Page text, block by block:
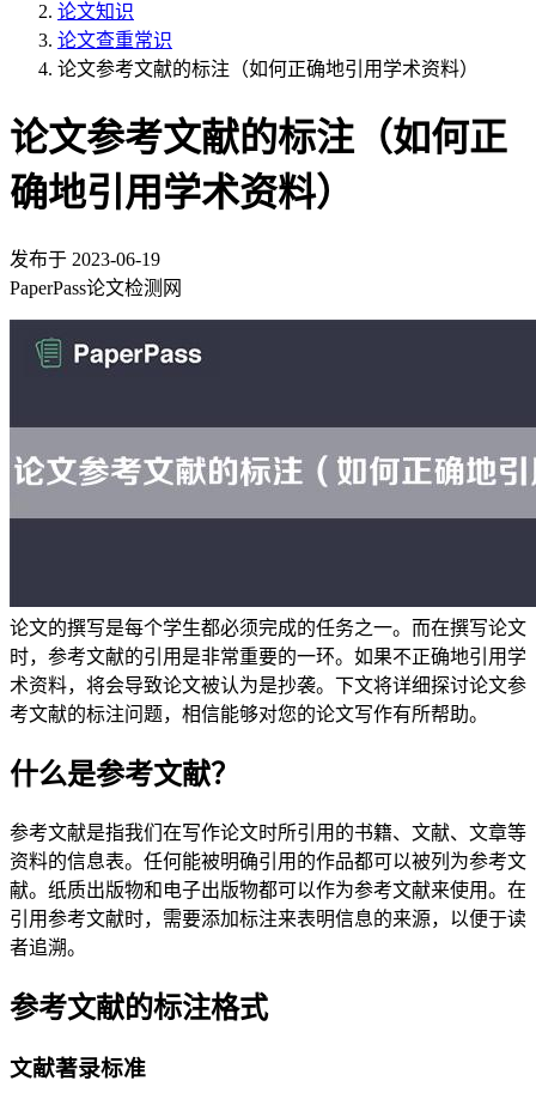
论文知识
论文查重常识
论文参考文献的标注（如何正确地引用学术资料）
论文参考文献的标注（如何正
确地引用学术资料）
发布于 2023-06-19
PaperPass论文检测网
论文的撰写是每个学生都必须完成的任务之一。而在撰写论文
时，参考文献的引用是非常重要的一环。如果不正确地引用学
术资料，将会导致论文被认为是抄袭。下文将详细探讨论文参
考文献的标注问题，相信能够对您的论文写作有所帮助。
什么是参考文献？
参考文献是指我们在写作论文时所引用的书籍、文献、文章等
资料的信息表。任何能被明确引用的作品都可以被列为参考文
献。纸质出版物和电子出版物都可以作为参考文献来使用。在
引用参考文献时，需要添加标注来表明信息的来源，以便于读
者追溯。
参考文献的标注格式
文献著录标准